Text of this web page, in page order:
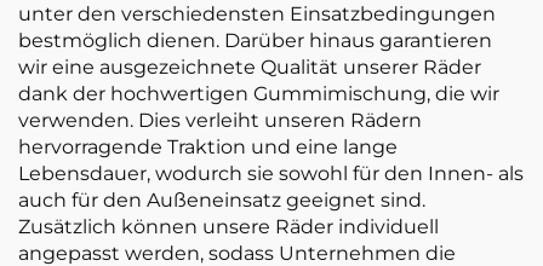
unter den verschiedensten Einsatzbedingungen
bestmöglich dienen. Darüber hinaus garantieren
wir eine ausgezeichnete Qualität unserer Räder
dank der hochwertigen Gummimischung, die wir
verwenden. Dies verleiht unseren Rädern
hervorragende Traktion und eine lange
Lebensdauer, wodurch sie sowohl für den Innen- als
auch für den Außeneinsatz geeignet sind.
Zusätzlich können unsere Räder individuell
angepasst werden, sodass Unternehmen die